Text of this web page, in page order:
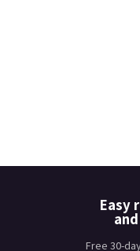
Easy
Free 30-